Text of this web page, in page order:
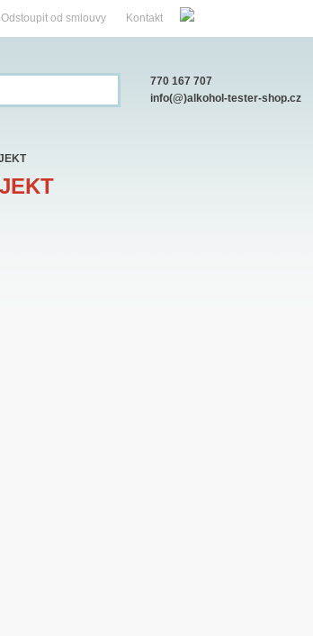
Odstoupit od smlouvy Kontakt
770 167 707
info(@)alkohol-tester-shop.cz